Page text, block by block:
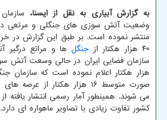
به گزارش آبیاری به نقل از ایسنا،
وضعیت آتش سوزی های جنگلی و مرتعی
منتشر نموده است. بر طبق این گزارش در
۴۰ هزار هکتار از
جنگلها و مراتع درگیر
هزار هکتار اعلام نموده است که سازمان
صورت متوسط ۱۶ هزار هکتار از
می شوند. همینطور آمار رسمی انتشار
کشور تفاوت زیادی با تصاویر ماهواره ای دارد.